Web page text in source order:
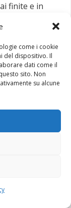
come i cookie
del dispositivo. Il
dati come il
sito. Non
su alcune
finite e in
pezzi
entriamo
me e la
vivo è
bisogno di
po’
ho pubblicato
tempo hanno
contrario?
Prince in